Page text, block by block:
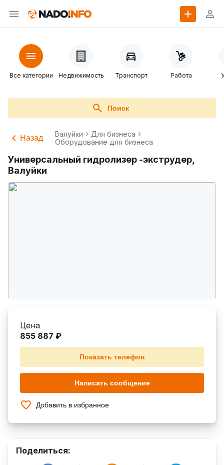
Все категории Недвижимость Транспорт Работа
Поиск
Назад Валуйки
Для бизнеса
Оборудование для бизнеса
Универсальный гидролизер -экструдер,
Валуйки
Цена
855 887 ₽
Показать телефон
Написать сообщение
Добавить в избранное
Поделиться: